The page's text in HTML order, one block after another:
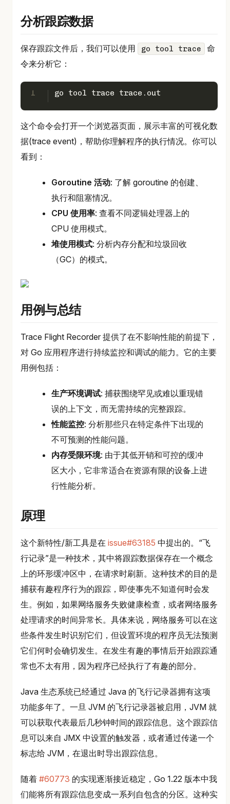
分析跟踪数据
保存跟踪文件后，我们可以使用 go tool trace
命
令来分析它：
1 go tool trace trace.out
这个命令会打开一个浏览器页面，展示丰富的可视化数
据(trace event)，帮助你理解程序的执行情况。你可以
看到：
Goroutine 活动: 了解 goroutine 的创建、
执行和阻塞情况。
CPU 使用率: 查看不同逻辑处理器上的
CPU 使用模式。
堆使用模式: 分析内存分配和垃圾回收
（GC）的模式。
用例与总结
Trace Flight Recorder 提供了在不影响性能的前提下，
对 Go 应用程序进行持续监控和调试的能力。它的主要
用例包括：
生产环境调试: 捕获围绕罕见或难以重现错
误的上下文，而无需持续的完整跟踪。
性能监控: 分析那些只在特定条件下出现的
不可预测的性能问题。
内存受限环境: 由于其低开销和可控的缓冲
区大小，它非常适合在资源有限的设备上进
行性能分析。
原理
这个新特性/新工具是在 issue#63185 中提出的。“飞
行记录”是一种技术，其中将跟踪数据保存在一个概念
上的环形缓冲区中，在请求时刷新。这种技术的目的是
捕获有趣程序行为的跟踪，即使事先不知道何时会发
生。例如，如果网络服务失败健康检查，或者网络服务
处理请求的时间异常长。具体来说，网络服务可以在这
些条件发生时识别它们，但设置环境的程序员无法预测
它们何时会确切发生。在发生有趣的事情后开始跟踪通
常也不太有用，因为程序已经执行了有趣的部分。
Java 生态系统已经通过 Java 的飞行记录器拥有这项
功能多年了。一旦 JVM 的飞行记录器被启用，JVM 就
可以获取代表最后几秒钟时间的跟踪信息。这个跟踪信
息可以来自 JMX 中设置的触发器，或者通过传递一个
标志给 JVM，在退出时导出跟踪信息。
随着 #60773 的实现逐渐接近稳定，Go 1.22 版本中我
们能将所有跟踪信息变成一系列自包含的分区。这种实